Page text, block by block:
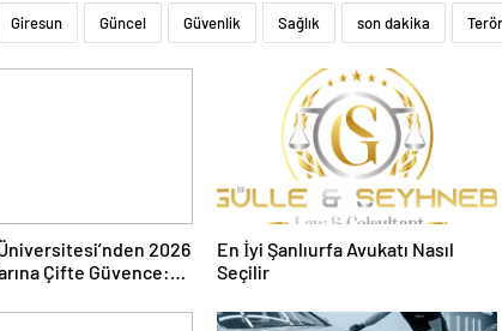
Giresun Güncel Güvenlik Sağlık son dakika Terör
2026
Çifte Güvence:
En İyi Şanlıurfa Avukatı Nasıl
Seçilir